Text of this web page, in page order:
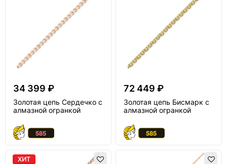
34 399 ₽
Золотая цепь Сердечко с
алмазной огранкой
72 449 ₽
Золотая цепь Бисмарк с
алмазной огранкой
ХИТ